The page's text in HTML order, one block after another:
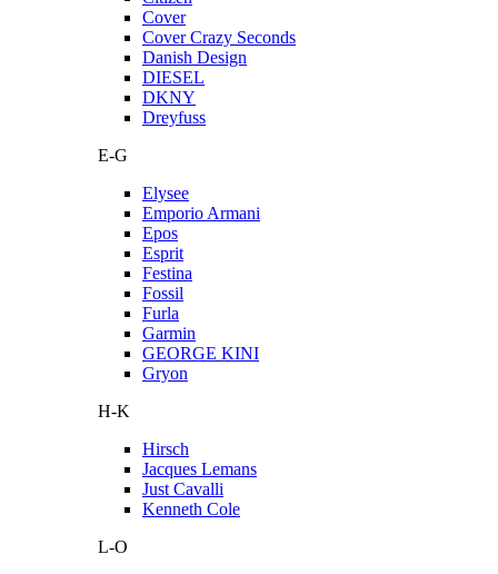
Cover
Cover Crazy Seconds
Danish Design
DIESEL
DKNY
Dreyfuss
E-G
Elysee
Emporio Armani
Epos
Esprit
Festina
Fossil
Furla
Garmin
GEORGE KINI
Gryon
H-K
Hirsch
Jacques Lemans
Just Cavalli
Kenneth Cole
L-O